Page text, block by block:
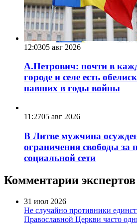
12:0305 авг 2026
А.Петрович: почти в
городе и селе есть
павших в годы войны
11:2705 авг 2026
В Литве мужчина
ограничения свободы за
социальной сети
Комментарии экспертов
31 июл 2026
Не случайно противники
Православной Церкви часто